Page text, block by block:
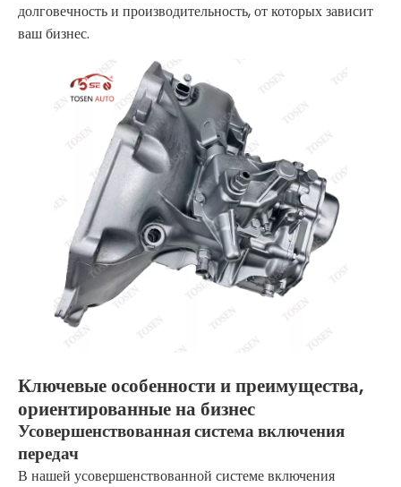
долговечность и производительность, от которых зависит
ваш бизнес.
Ключевые особенности и преимущества,
ориентированные на бизнес
Усовершенствованная система включения
передач
В нашей усовершенствованной системе включения